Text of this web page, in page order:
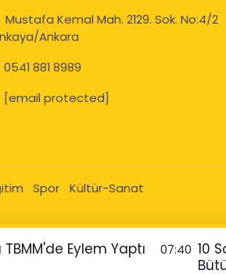
Mustafa Kemal Mah. 2129. Sok. No:4/2
Ankara
0541 881 8989
[email protected]
Spor Kültür-Sanat
Eylem Yaptı 07:40 10